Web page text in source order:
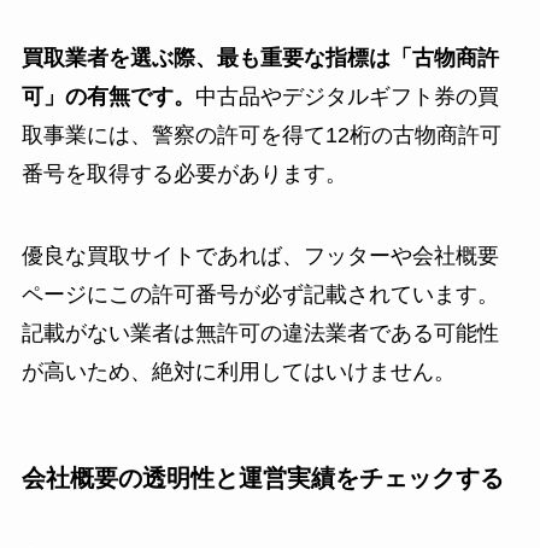
買取業者を選ぶ際、最も重要な指標は「古物商許
可」の有無です。 中古品やデジタルギフト券の買
取事業には、警察の許可を得て12桁の古物商許可
番号を取得する必要があります。
優良な買取サイトであれば、フッターや会社概要
ページにこの許可番号が必ず記載されています。
記載がない業者は無許可の違法業者である可能性
が高いため、絶対に利用してはいけません。
会社概要の透明性と運営実績をチェックする